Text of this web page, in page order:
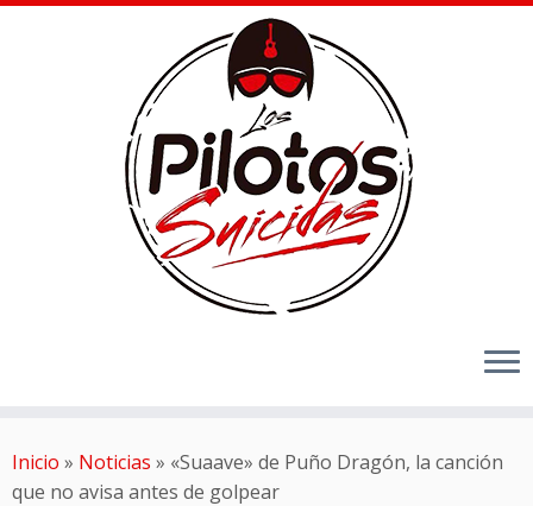
Inicio » Noticias » «Suaave» de Puño Dragón, la canción
que no avisa antes de golpear